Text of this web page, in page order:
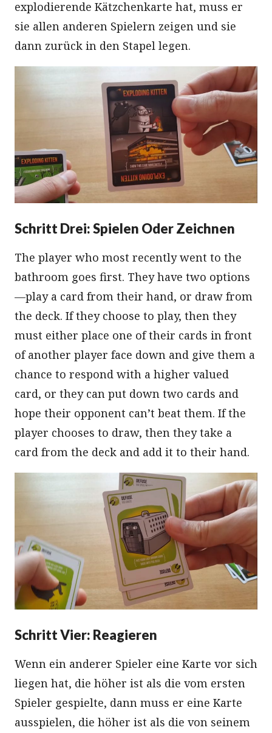
explodierende Kätzchenkarte hat, muss er
sie allen anderen Spielern zeigen und sie
dann zurück in den Stapel legen.
Schritt Drei: Spielen Oder Zeichnen
The player who most recently went to the
bathroom goes first. They have two options
—play a card from their hand, or draw from
the deck. If they choose to play, then they
must either place one of their cards in front
of another player face down and give them a
chance to respond with a higher valued
card, or they can put down two cards and
hope their opponent can’t beat them. If the
player chooses to draw, then they take a
card from the deck and add it to their hand.
Schritt Vier: Reagieren
Wenn ein anderer Spieler eine Karte vor sich
liegen hat, die höher ist als die vom ersten
Spieler gespielte, dann muss er eine Karte
ausspielen, die höher ist als die von seinem